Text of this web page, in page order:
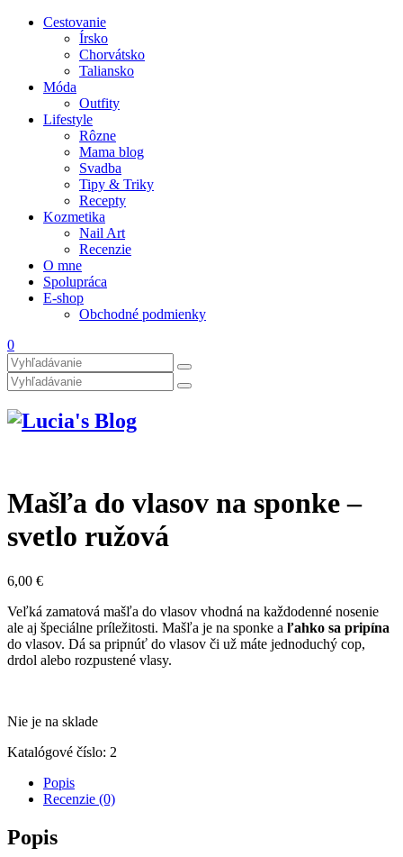
Cestovanie
Írsko
Chorvátsko
Taliansko
Móda
Outfity
Lifestyle
Rôzne
Mama blog
Svadba
Tipy & Triky
Recepty
Kozmetika
Nail Art
Recenzie
O mne
Spolupráca
E-shop
Obchodné podmienky
0
Mašľa do vlasov na sponke –
svetlo ružová
6,00 €
Veľká zamatová mašľa do vlasov vhodná na každodenné nosenie
ale aj špeciálne príležitosti. Mašľa je na sponke a ľahko sa pripína
do vlasov. Dá sa pripnúť do vlasov či už máte jednoduchý cop,
drdol alebo rozpustené vlasy.
Nie je na sklade
Katalógové číslo: 2
Popis
Recenzie (0)
Popis